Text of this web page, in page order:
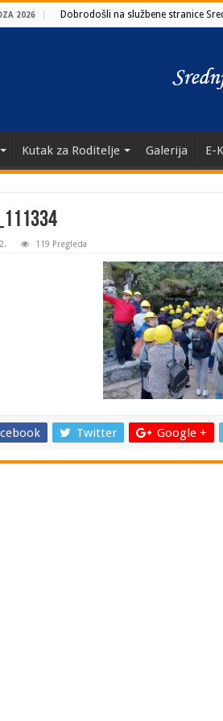
2026 Dobrodošli na službene stranice
Kutak za Roditelje Galerija E-
119 Pregleda
Twitter Google +